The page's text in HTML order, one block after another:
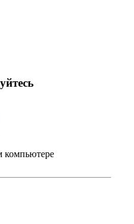
компьютере